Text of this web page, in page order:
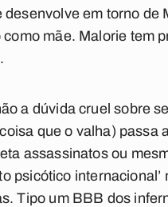
em torno
mãe. Malorie tem
a dúvida cruel sobre
que o valha) passa
assassinatos ou
psicótico
Tipo um BBB dos